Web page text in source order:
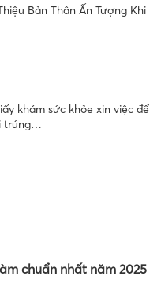
Bản Thân Ấn Tượng Khi
khám sức khỏe xin việc để
trúng…
chuẩn nhất năm 2025